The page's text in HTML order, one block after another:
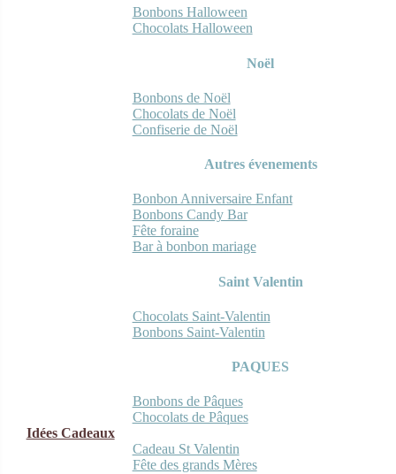
Bonbons Halloween
Chocolats Halloween
Noël
Bonbons de Noël
Chocolats de Noël
Confiserie de Noël
Autres évenements
Bonbon Anniversaire Enfant
Bonbons Candy Bar
Fête foraine
Bar à bonbon mariage
Saint Valentin
Chocolats Saint-Valentin
Bonbons Saint-Valentin
PAQUES
Bonbons de Pâques
Chocolats de Pâques
Idées Cadeaux
Cadeau St Valentin
Fête des grands Mères